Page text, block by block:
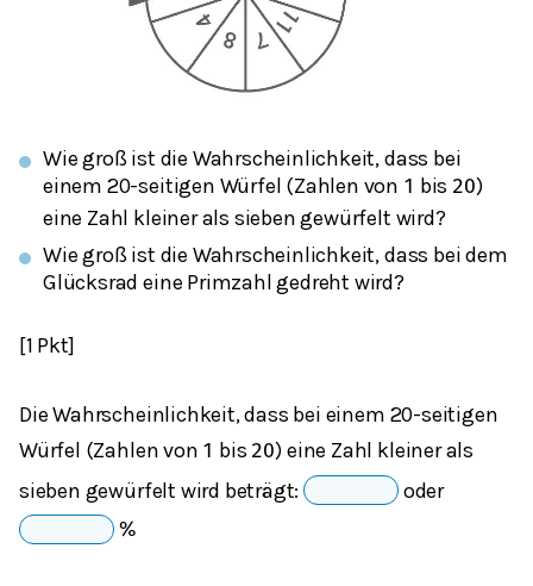
Wie groß ist die Wahrscheinlichkeit, dass bei
einem 20-seitigen Würfel (Zahlen von 1 bis 20)
eine Zahl kleiner als sieben gewürfelt wird?
Wie groß ist die Wahrscheinlichkeit, dass bei dem
Glücksrad eine Primzahl gedreht wird?
[1 Pkt]
Die Wahrscheinlichkeit, dass bei einem 20-seitigen
Würfel (Zahlen von 1 bis 20) eine Zahl kleiner als
sieben gewürfelt wird beträgt:
oder
%